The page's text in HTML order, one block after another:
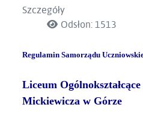
Szczegóły
Odsłon: 1513
Regulamin Samorządu
Liceum
Mickiewicza w Górze